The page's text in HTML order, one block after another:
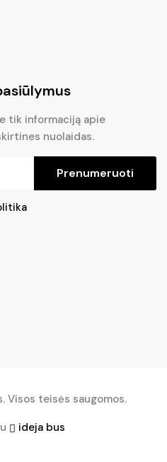
tik informaciją apie
nuolaidas.
Prenumeruoti
Visos teisės saugomos.
ideja bus